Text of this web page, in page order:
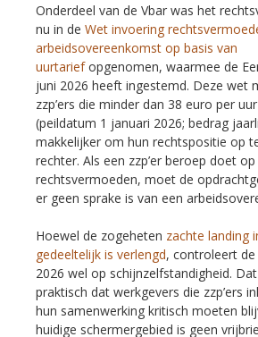
Onderdeel van de Vbar was het
nu in de Wet invoering
arbeidsovereenkomst op basis van
uurtariefopgenomen, waarmee de
juni 2026 heeft ingestemd. Deze wet
zzp’ers die minder dan 38 euro per
(peildatum 1 januari 2026; bedrag
makkelijker om hun rechtspositie op
rechter. Als een zzp’er beroep doet
rechtsvermoeden, moet de
er geen sprake is van een
Hoewel de zogeheten zachte landing
gedeeltelijk is verlengd, controleert
2026 wel op schijnzelfstandigheid.
praktisch dat werkgevers die zzp’ers
hun samenwerking kritisch moeten
huidige schermergebied is geen